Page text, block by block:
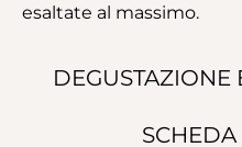
SCHEDA
esaltate al massimo.